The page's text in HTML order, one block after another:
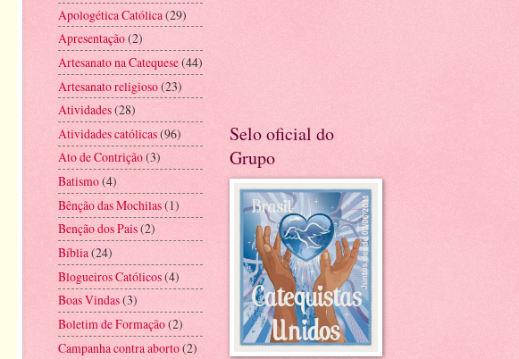
Apologética Católica(29)
Apresentação(2)
Artesanato na Catequese(44)
Artesanato religioso(23)
Atividades(28)
Atividades católicas(96)
Ato de Contrição(3)
Batismo(4)
Bênção das Mochilas(1)
Benção dos Pais(2)
Bíblia(24)
Blogueiros Católicos(4)
Boas Vindas(3)
Boletim de Formação(2)
Campanha contra aborto(2)
Selo oficial do
Grupo